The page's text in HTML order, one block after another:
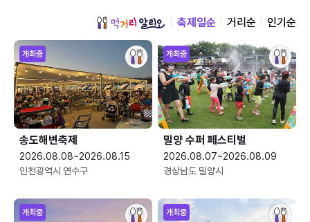
축제일순 거리순 인기순
개최중
송도해변축제
2026.08.08~2026.08.15
인천광역시 연수구
개최중
밀양 수퍼 페스티벌
2026.08.07~2026.08.09
경상남도 밀양시
개최중 개최중